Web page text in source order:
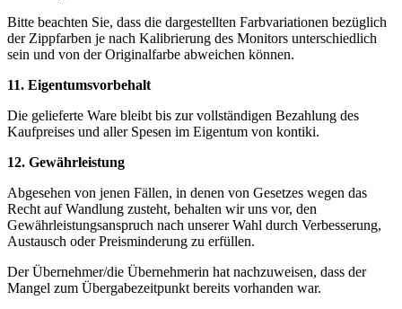
Bitte beachten Sie, dass die dargestellten Farbvariationen bezüglich
der Zippfarben je nach Kalibrierung des Monitors unterschiedlich
sein und von der Originalfarbe abweichen können.
11. Eigentumsvorbehalt
Die gelieferte Ware bleibt bis zur vollständigen Bezahlung des
Kaufpreises und aller Spesen im Eigentum von kontiki.
12. Gewährleistung
Abgesehen von jenen Fällen, in denen von Gesetzes wegen das
Recht auf Wandlung zusteht, behalten wir uns vor, den
Gewährleistungsanspruch nach unserer Wahl durch Verbesserung,
Austausch oder Preisminderung zu erfüllen.
Der Übernehmer/die Übernehmerin hat nachzuweisen, dass der
Mangel zum Übergabezeitpunkt bereits vorhanden war.